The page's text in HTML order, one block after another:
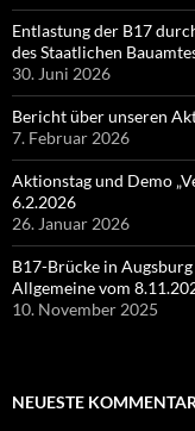
Entlastung der B17
des Staatlichen
30. Juni 2026
Bericht über unseren
7. Februar 2026
Aktionstag und Demo
6.2.2026
26. Januar 2026
B17-Brücke in
Allgemeine vom
10. November 2025
NEUESTE